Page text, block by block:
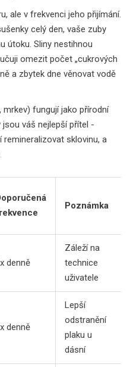
ale v frekvenci jeho přijímání.
celý den, vaše zuby
útoku. Sliny nestihnou
omezit počet „cukrových
a zbytek dne věnovat vodě
mrkev) fungují jako přírodní
jsou váš nejlepší přítel -
remineralizovat sklovinu, a
Poznámka
denně
Záleží na
technice
uživatele
denně
Lepší
odstranění
plaku u
dásní